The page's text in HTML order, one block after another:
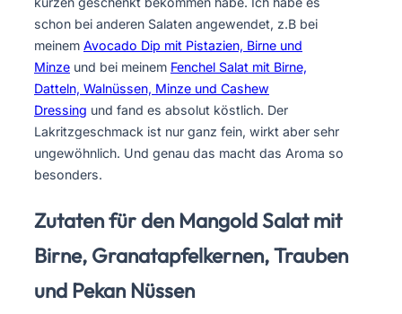
schon bei anderen Salaten angewendet, z.B bei
meinem Avocado Dip mit Pistazien, Birne und
Minze und bei meinem Fenchel Salat mit Birne,
Datteln, Walnüssen, Minze und Cashew
Dressing und fand es absolut köstlich. Der
Lakritzgeschmack ist nur ganz fein, wirkt aber sehr
ungewöhnlich. Und genau das macht das Aroma so
besonders.
Zutaten für den Mangold Salat mit
Birne, Granatapfelkernen, Trauben
und Pekan Nüssen